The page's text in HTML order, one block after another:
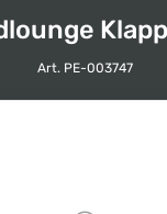
Art. PE-003747